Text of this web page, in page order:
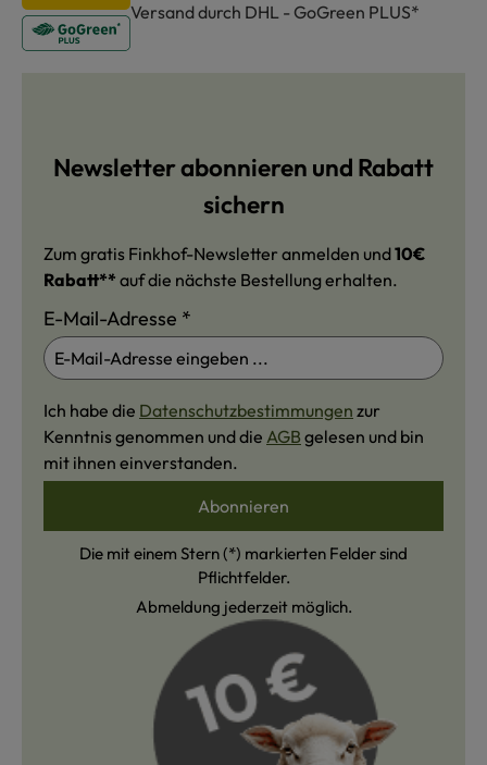
Versand durch DHL - GoGreen PLUS*
Newsletter abonnieren und Rabatt
sichern
Zum gratis Finkhof-Newsletter anmelden und10€
Rabatt** auf die nächste Bestellung erhalten.
E-Mail-Adresse *
Ich habe die Datenschutzbestimmungen zur
Kenntnis genommen und die AGB gelesen und bin
mit ihnen einverstanden.
Abonnieren
Die mit einem Stern (*) markierten Felder sind
Pflichtfelder.
Abmeldung jederzeit möglich.